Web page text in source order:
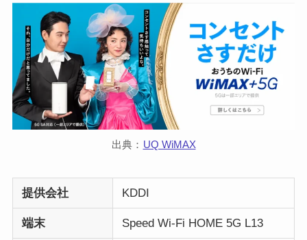
出典： UQ WiMAX
提供会社 KDDI
端末 Speed Wi-Fi HOME 5G L13